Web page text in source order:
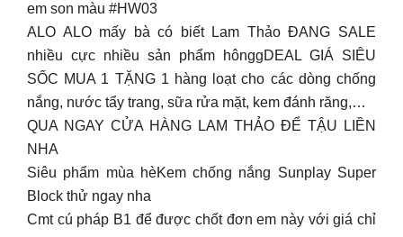
em son màu #HW03
ALO ALO mấy bà có biết Lam Thảo ĐANG SALE
nhiều cực nhiều sản phẩm hônggDEAL GIÁ SIÊU
SỐC MUA 1 TẶNG 1 hàng loạt cho các dòng chống
nắng, nước tẩy trang, sữa rửa mặt, kem đánh răng,…
QUA NGAY CỬA HÀNG LAM THẢO ĐỂ TẬU LIỀN
NHA
Siêu phẩm mùa hèKem chống nắng Sunplay Super
Block thử ngay nha
Cmt cú pháp B1 để được chốt đơn em này với giá chỉ